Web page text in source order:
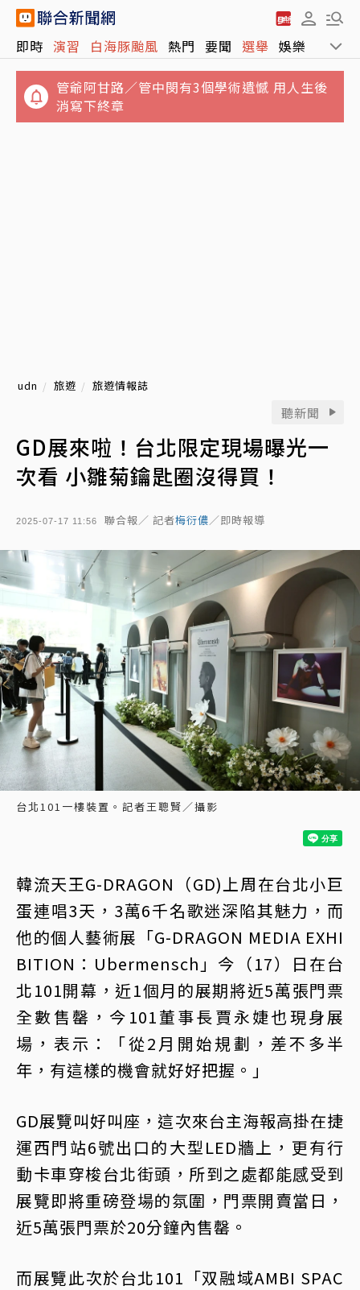
即時 演習 白海豚颱風 熱門 要聞 選舉 娛樂 運動
管爺阿甘路／管中閔有3個學術遺憾 用人生後
消寫下終章
udn 旅遊 旅遊情報誌
聽新聞
GD展來啦！台北限定現場曝光一
次看 小雛菊鑰匙圈沒得買！
2025-07-17 11:56 聯合報／ 記者梅衍儂／即時報導
台北101一樓裝置。記者王聰賢／攝影
韓流天王G-DRAGON（GD)上周在台北小巨
蛋連唱3天，3萬6千名歌迷深陷其魅力，而
他的個人藝術展「G-DRAGON MEDIA EXHI
BITION：Ubermensch」今（17）日在台
北101開幕，近1個月的展期將近5萬張門票
全數售罄，今101董事長賈永婕也現身展
場，表示：「從2月開始規劃，差不多半
年，有這樣的機會就好好把握。」
GD展覽叫好叫座，這次來台主海報高掛在捷
運西門站6號出口的大型LED牆上，更有行
動卡車穿梭台北街頭，所到之處都能感受到
展覽即將重磅登場的氛圍，門票開賣當日，
近5萬張門票於20分鐘內售罄。
而展覽此次於台北101「双融域AMBI SPAC